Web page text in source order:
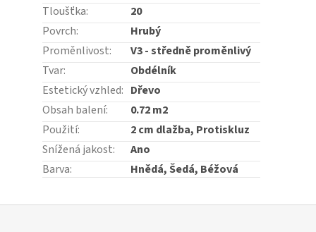
Tloušťka:
20
Povrch:
Hrubý
Proměnlivost:
V3 - středně proměnlivý
Tvar:
Obdélník
Estetický vzhled: Dřevo
Obsah balení:
0.72 m2
Použití:
2 cm dlažba, Protiskluz
Snížená jakost:
Ano
Barva: Hnědá, Šedá, Béžová